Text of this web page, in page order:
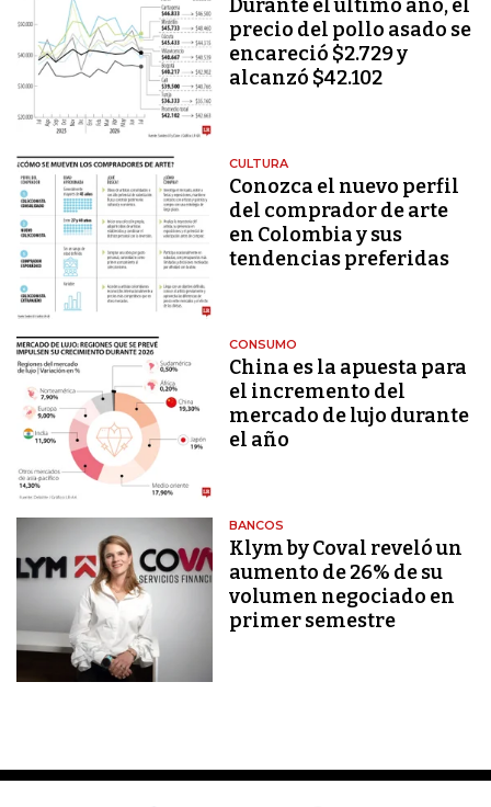
Durante el último año, el
precio del pollo asado se
encareció $2.729 y
alcanzó $42.102
CULTURA
Conozca el nuevo perfil
del comprador de arte
en Colombia y sus
tendencias preferidas
CONSUMO
China es la apuesta para
el incremento del
mercado de lujo durante
el año
BANCOS
Klym by Coval reveló un
aumento de 26% de su
volumen negociado en
primer semestre